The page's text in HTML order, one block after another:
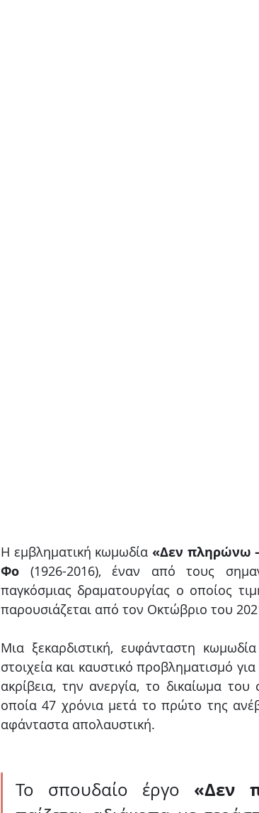
Η εμβληματική κωμωδία «Δεν πληρώνω
Φο (1926-2016), έναν από τους
παγκόσμιας δραματουργίας ο οποίος
παρουσιάζεται από τον Οκτώβριο του
Μια ξεκαρδιστική, ευφάνταστη
στοιχεία και καυστικό προβληματισμό
ακρίβεια, την ανεργία, το δικαίωμα
οποία 47 χρόνια μετά το πρώτο της
αφάνταστα απολαυστική.
Το σπουδαίο έργο